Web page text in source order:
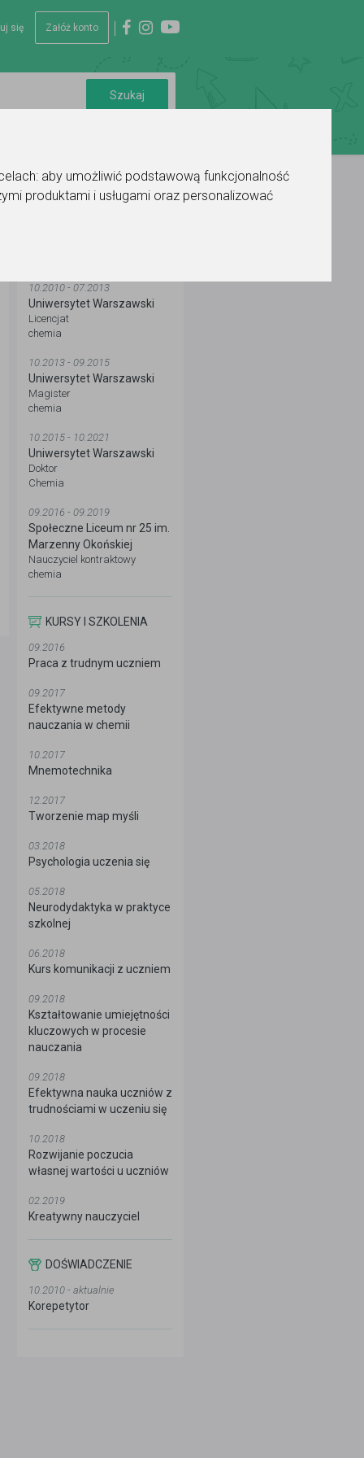
aby umożliwić podstawową funkcjonalność
produktami i usługami oraz personalizować
się Załóż konto
10.2010 - 07.2013
Uniwersytet Warszawski
Licencjat
chemia
10.2013 - 09.2015
Uniwersytet Warszawski
Magister
chemia
10.2015 - 10.2021
Uniwersytet Warszawski
Doktor
Chemia
09.2016 - 09.2019
Społeczne Liceum nr 25 im.
Marzenny Okońskiej
Nauczyciel kontraktowy
chemia
KURSY I SZKOLENIA
09.2016
Praca z trudnym uczniem
09.2017
Efektywne metody
nauczania w chemii
10.2017
Mnemotechnika
12.2017
Tworzenie map myśli
03.2018
Psychologia uczenia się
05.2018
Neurodydaktyka w praktyce
szkolnej
06.2018
Kurs komunikacji z uczniem
09.2018
Kształtowanie umiejętności
kluczowych w procesie
nauczania
09.2018
Efektywna nauka uczniów z
trudnościami w uczeniu się
10.2018
Rozwijanie poczucia
własnej wartości u uczniów
02.2019
Kreatywny nauczyciel
DOŚWIADCZENIE
10.2010 - aktualnie
Korepetytor